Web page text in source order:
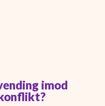
imod